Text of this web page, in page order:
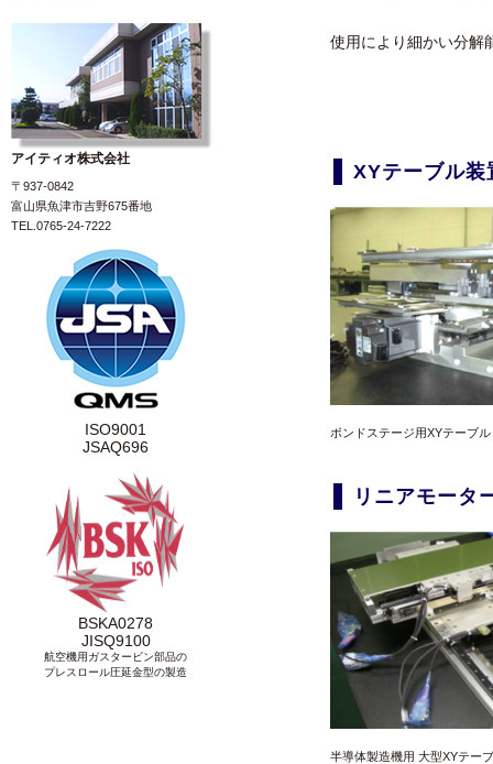
アイティオ株式会社
〒937-0842
富山県魚津市吉野675番地
TEL.0765-24-7222
ISO9001
JSAQ696
BSKA0278
JISQ9100
航空機用ガスタービン部品の
プレスロール圧延金型の製造
使用により細かい分解
XYテーブル装
ボンドステージ用XYテーブル
リニアモータ
半導体製造機用 大型XYテー